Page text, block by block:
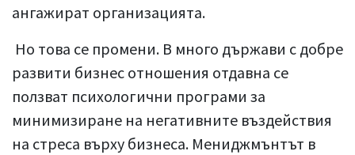
ангажират организацията.
Но това се промени. В много държави с добре
развити бизнес отношения отдавна се
ползват психологични програми за
минимизиране на негативните въздействия
на стреса върху бизнеса. Мениджмънтът в